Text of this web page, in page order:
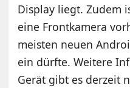
Display liegt. Zudem
eine Frontkamera
meisten neuen
ein dürfte. Weitere
Gerät gibt es derzeit